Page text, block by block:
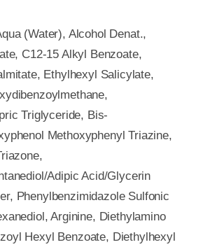
(Water), Alcohol Denat.,
C12-15 Alkyl Benzoate,
Ethylhexyl Salicylate,
Triglyceride, Bis-
Methoxyphenyl Triazine,
Adipic Acid/Glycerin
Phenylbenzimidazole Sulfonic
Arginine, Diethylamino
Hexyl Benzoate, Diethylhexyl